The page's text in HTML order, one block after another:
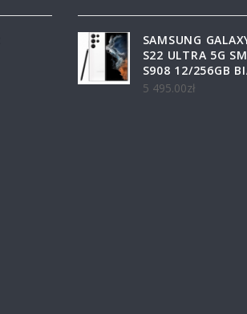
SAMSUNG
S22 ULTRA 5G
S908 12/256GB
5 495.00zł